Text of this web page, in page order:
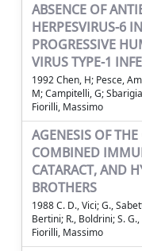
ABSENCE OF
HERPESVIRUS-6
PROGRESSIVE
VIRUS TYPE-1
1992 Chen, H; Pesce,
M; Campitelli, G;
Fiorilli, Massimo
AGENESIS OF
COMBINED
CATARACT, AND
BROTHERS
1988 C. D., Vici; G.,
Bertini; R., Boldrini; S.
Fiorilli, Massimo